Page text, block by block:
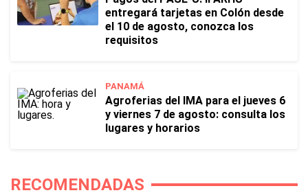
entregará tarjetas en Colón desde
el 10 de agosto, conozca los
requisitos
PANAMÁ
Agroferias del IMA para el jueves 6
y viernes 7 de agosto: consulta los
lugares y horarios
RECOMENDADAS